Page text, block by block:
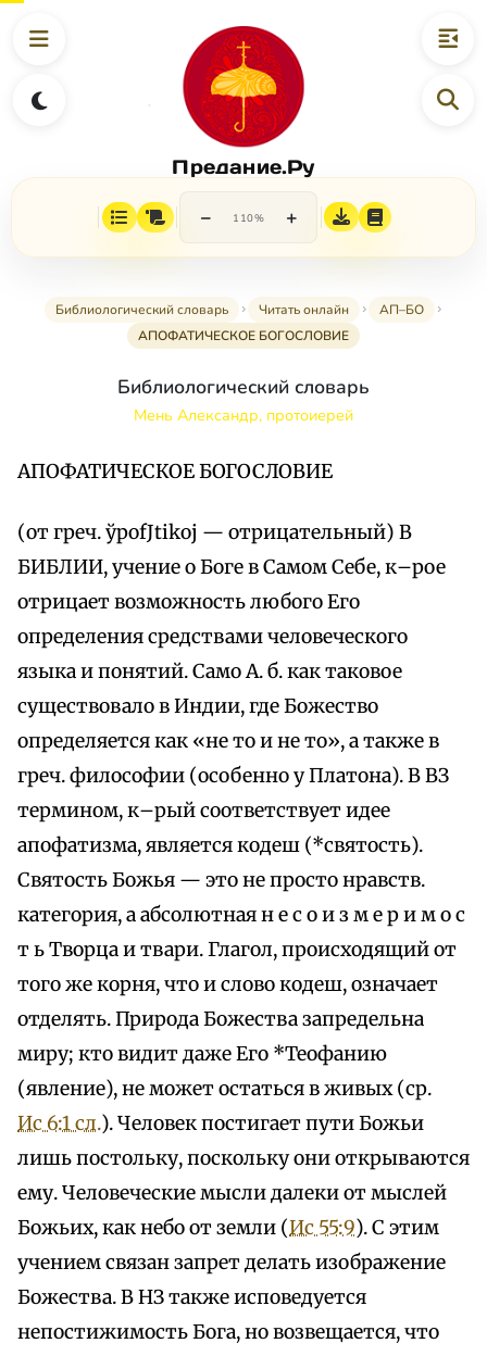
Предание.Ру
− 110% +
Библиологический словарь Читать онлайн
АП–БО
АПОФАТИЧЕСКОЕ БОГОСЛОВИЕ
Библиологический словарь
Мень Александр, протоиерей
АПОФАТИЧЕСКОЕ БОГОСЛОВИЕ
(от греч. ўpofЈtikoj — отрицательный) В
БИБЛИИ, учение о Боге в Самом Себе, к–рое
отрицает возможность любого Его
определения средствами человеческого
языка и понятий. Само А. б. как таковое
существовало в Индии, где Божество
определяется как «не то и не то», а также в
греч. философии (особенно у Платона). В ВЗ
термином, к–рый соответствует идее
апофатизма, является кодеш (*святость).
Святость Божья — это не просто нравств.
категория, а абсолютная н е с о и з м е р и м о с
т ь Творца и твари. Глагол, происходящий от
того же корня, что и слово кодеш, означает
отделять. Природа Божества запредельна
миру; кто видит даже Его *Теофанию
(явление), не может остаться в живых (ср.
Ис 6:1 сл.). Человек постигает пути Божьи
лишь постольку, поскольку они открываются
ему. Человеческие мысли далеки от мыслей
Божьих, как небо от земли (Ис 55:9). С этим
учением связан запрет делать изображение
Божества. В НЗ также исповедуется
непостижимость Бога, но возвещается, что